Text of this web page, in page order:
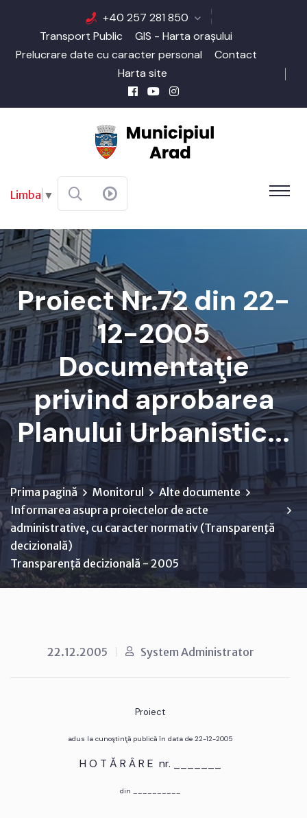
+40 257 281 850
Transport Public
GIS - Harta orașului
Prelucrare date cu caracter personal
Contact
Harta site
Limba ▼
Proiect Nr.72 din 22-
12-2005
Documentaţie
privind aprobarea
Planului Urbanistic...
Prima pagină Monitorul
Alte documente
Informarea asupra proiectelor de acte
administrative, cu caracter normativ (Transparenţă
decizională)
Transparență decizională - 2005
22.12.2005 System Administrator
Proiect
adus la cunoştinţă publică în data de 22-12-2005
H O T Ă R Â R E nr. _______
din __________